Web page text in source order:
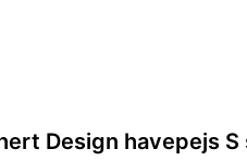
Design havepejs S